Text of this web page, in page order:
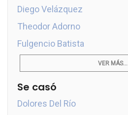
Diego Velázquez
Theodor Adorno
Fulgencio Batista
VER MÁS...
Se casó
Dolores Del Río